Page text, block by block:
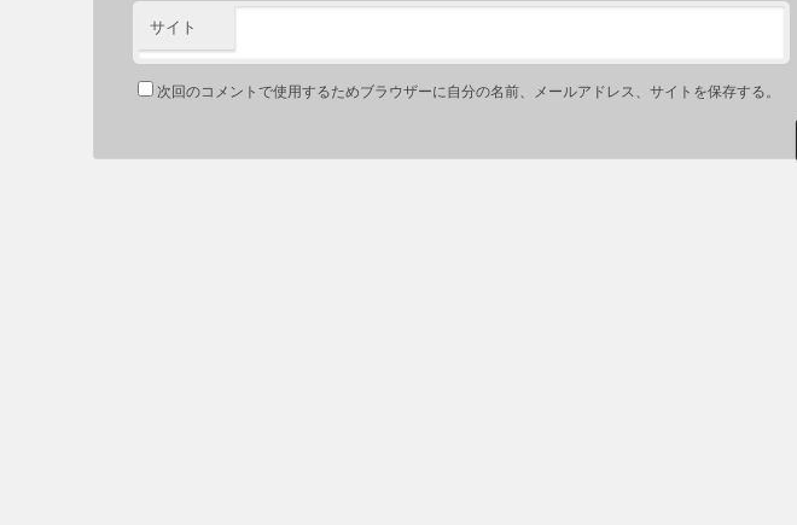
サイト
次回のコメントで使用するためブラウザーに自分の名前、メールアドレス、サイトを保存する。